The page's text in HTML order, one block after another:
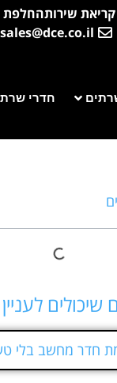
קריאת שירותהחלפת
sales@dce.co.il
חדרי
שיכולים
חדר מחשב בלי